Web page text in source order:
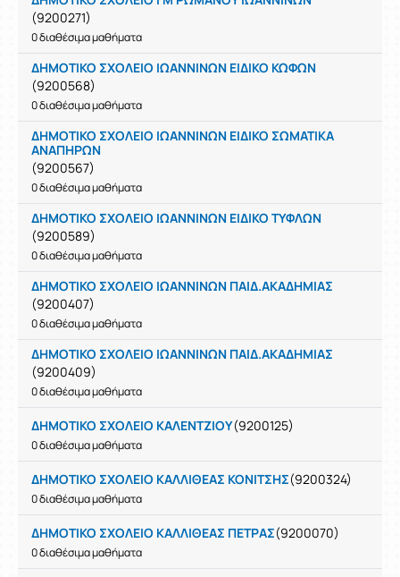
(9200271)
0 διαθέσιμα μαθήματα
ΔΗΜΟΤΙΚΟ ΣΧΟΛΕΙΟ ΙΩΑΝΝΙΝΩΝ ΕΙΔΙΚΟ ΚΩΦΩΝ
(9200568)
0 διαθέσιμα μαθήματα
ΔΗΜΟΤΙΚΟ ΣΧΟΛΕΙΟ ΙΩΑΝΝΙΝΩΝ ΕΙΔΙΚΟ ΣΩΜΑΤΙΚΑ
ΑΝΑΠΗΡΩΝ
(9200567)
0 διαθέσιμα μαθήματα
ΔΗΜΟΤΙΚΟ ΣΧΟΛΕΙΟ ΙΩΑΝΝΙΝΩΝ ΕΙΔΙΚΟ ΤΥΦΛΩΝ
(9200589)
0 διαθέσιμα μαθήματα
ΔΗΜΟΤΙΚΟ ΣΧΟΛΕΙΟ ΙΩΑΝΝΙΝΩΝ ΠΑΙΔ.ΑΚΑΔΗΜΙΑΣ
(9200407)
0 διαθέσιμα μαθήματα
ΔΗΜΟΤΙΚΟ ΣΧΟΛΕΙΟ ΙΩΑΝΝΙΝΩΝ ΠΑΙΔ.ΑΚΑΔΗΜΙΑΣ
(9200409)
0 διαθέσιμα μαθήματα
ΔΗΜΟΤΙΚΟ ΣΧΟΛΕΙΟ ΚΑΛΕΝΤΖΙΟΥ(9200125)
0 διαθέσιμα μαθήματα
ΔΗΜΟΤΙΚΟ ΣΧΟΛΕΙΟ ΚΑΛΛΙΘΕΑΣ ΚΟΝΙΤΣΗΣ(9200324)
0 διαθέσιμα μαθήματα
ΔΗΜΟΤΙΚΟ ΣΧΟΛΕΙΟ ΚΑΛΛΙΘΕΑΣ ΠΕΤΡΑΣ(9200070)
0 διαθέσιμα μαθήματα